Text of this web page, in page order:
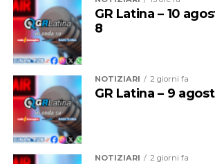
della manifestazione.
GR Latina – 10
8
NOTIZIARI 2 giorni fa
GR Latina – 9
NOTIZIARI 2 giorni fa